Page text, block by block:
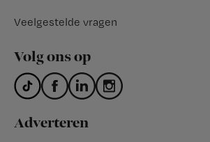
Veelgestelde vragen
Volg ons op
Adverteren